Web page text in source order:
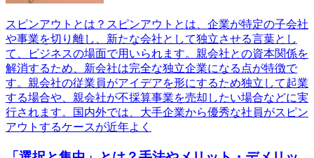
スピンアウトとは？スピンアウトとは、企業が特定の子会社
や事業を切り離し、新たな会社として独立させる言葉とし
て、ビジネスの場面で用いられます。親会社との資本関係を
解消するため、新会社は完全な独立企業になる点が特徴で
す。親会社の従業員がアイデアを形にするため独立して起業
する場合や、親会社が不採算事業を売却したい場合などに実
行されます。国内外では、大手企業から優秀な社員がスピン
アウトするケースが近年よく